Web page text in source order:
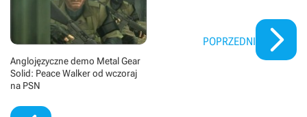
Anglojęzyczne demo Metal Gear
Solid: Peace Walker od wczoraj
na PSN
POPRZEDNI